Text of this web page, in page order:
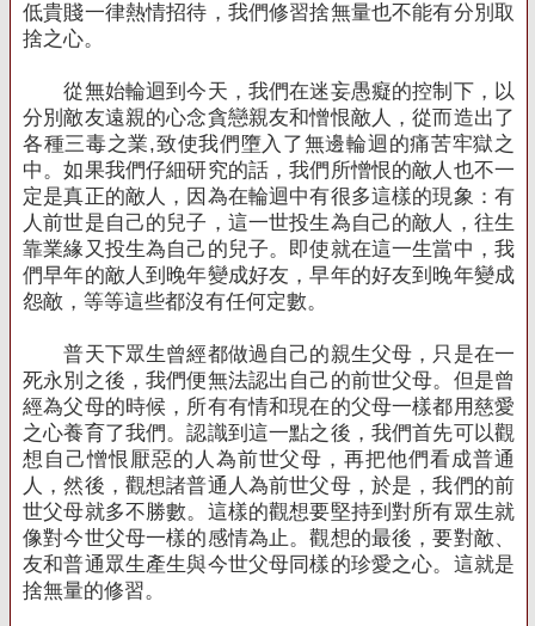
低貴賤一律熱情招待，我們修習捨無量也不能有分別取
捨之心。
從無始輪迴到今天，我們在迷妄愚癡的控制下，以
分別敵友遠親的心念貪戀親友和憎恨敵人，從而造出了
各種三毒之業,致使我們墮入了無邊輪迴的痛苦牢獄之
中。如果我們仔細研究的話，我們所憎恨的敵人也不一
定是真正的敵人，因為在輪迴中有很多這樣的現象：有
人前世是自己的兒子，這一世投生為自己的敵人，往生
靠業緣又投生為自己的兒子。即使就在這一生當中，我
們早年的敵人到晚年變成好友，早年的好友到晚年變成
怨敵，等等這些都沒有任何定數。
普天下眾生曾經都做過自己的親生父母，只是在一
死永別之後，我們便無法認出自己的前世父母。但是曾
經為父母的時候，所有有情和現在的父母一樣都用慈愛
之心養育了我們。認識到這一點之後，我們首先可以觀
想自己憎恨厭惡的人為前世父母，再把他們看成普通
人，然後，觀想諸普通人為前世父母，於是，我們的前
世父母就多不勝數。這樣的觀想要堅持到對所有眾生就
像對今世父母一樣的感情為止。觀想的最後，要對敵、
友和普通眾生產生與今世父母同樣的珍愛之心。這就是
捨無量的修習。